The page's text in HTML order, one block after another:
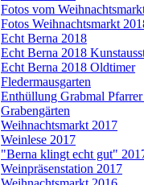
Fotos vom
Fotos Weihnachtsmarkt
Echt Berna 2018
Echt Berna 2018
Echt Berna 2018 Oldtimer
Fledermausgarten
Enthüllung Grabmal
Grabengärten
Weihnachtsmarkt 2017
Weinlese 2017
"Berna klingt echt gut"
Weinpräsenstation 2017